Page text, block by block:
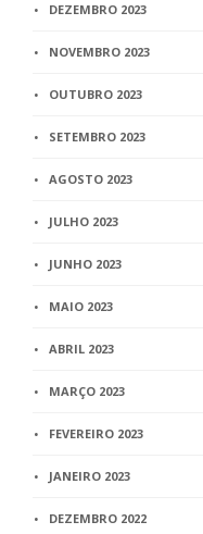
DEZEMBRO 2023
NOVEMBRO 2023
OUTUBRO 2023
SETEMBRO 2023
AGOSTO 2023
JULHO 2023
JUNHO 2023
MAIO 2023
ABRIL 2023
MARÇO 2023
FEVEREIRO 2023
JANEIRO 2023
DEZEMBRO 2022